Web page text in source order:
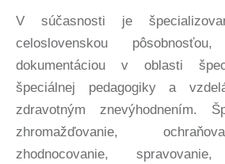
V súčasnosti je
celoslovenskou
dokumentáciou v oblasti
špeciálnej pedagogiky a
zdravotným znevýhodnením.
zhromažďovanie,
zhodnocovanie,